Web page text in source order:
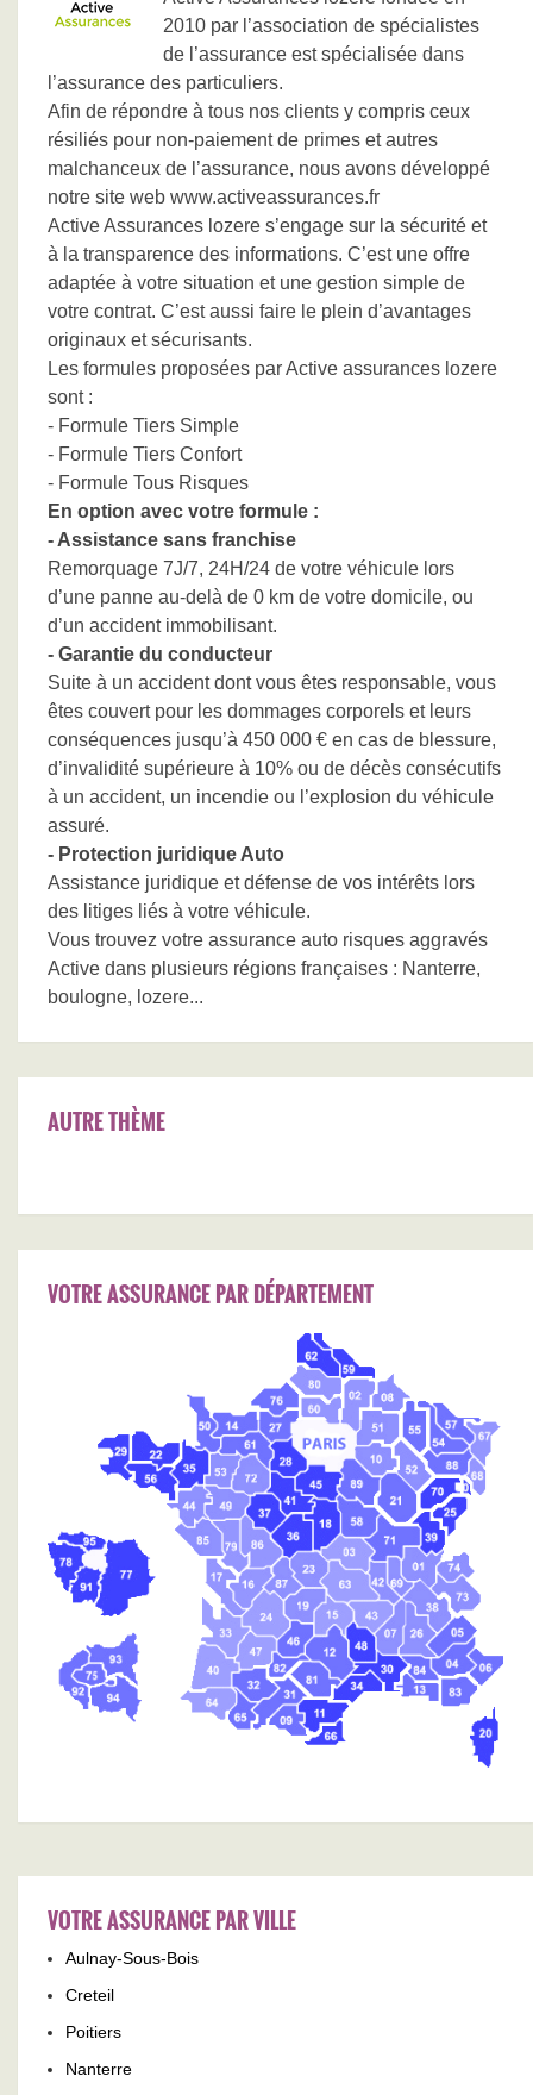
2010 par l’association de spécialistes
de l’assurance est spécialisée dans
l’assurance des particuliers.
Afin de répondre à tous nos clients y compris ceux
résiliés pour non-paiement de primes et autres
malchanceux de l’assurance, nous avons développé
notre site web www.activeassurances.fr
Active Assurances lozere s’engage sur la sécurité et
à la transparence des informations. C’est une offre
adaptée à votre situation et une gestion simple de
votre contrat. C’est aussi faire le plein d’avantages
originaux et sécurisants.
Les formules proposées par Active assurances lozere
sont :
- Formule Tiers Simple
- Formule Tiers Confort
- Formule Tous Risques
En option avec votre formule :
- Assistance sans franchise
Remorquage 7J/7, 24H/24 de votre véhicule lors
d’une panne au-delà de 0 km de votre domicile, ou
d’un accident immobilisant.
- Garantie du conducteur
Suite à un accident dont vous êtes responsable, vous
êtes couvert pour les dommages corporels et leurs
conséquences jusqu’à 450 000 € en cas de blessure,
d’invalidité supérieure à 10% ou de décès consécutifs
à un accident, un incendie ou l’explosion du véhicule
assuré.
- Protection juridique Auto
Assistance juridique et défense de vos intérêts lors
des litiges liés à votre véhicule.
Vous trouvez votre assurance auto risques aggravés
Active dans plusieurs régions françaises : Nanterre,
boulogne, lozere...
AUTRE THÈME
VOTRE ASSURANCE PAR DÉPARTEMENT
VOTRE ASSURANCE PAR VILLE
Aulnay-Sous-Bois
Creteil
Poitiers
Nanterre